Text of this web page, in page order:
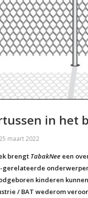
in het
maart 2022
brengt TabakNee een
gerelateerde
kinderen
/ BAT wederom